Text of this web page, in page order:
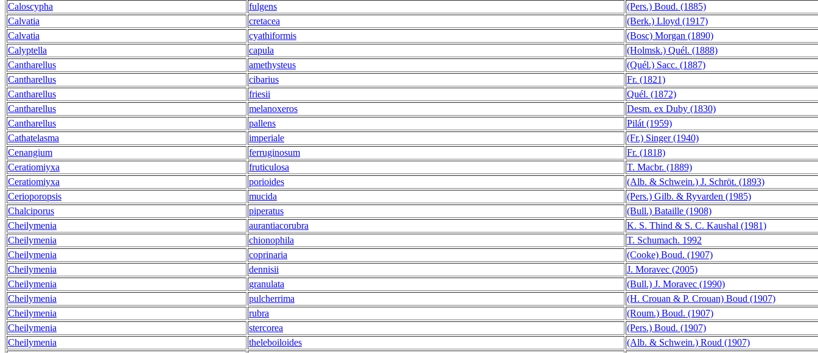
Caloscypha
fulgens
(Pers.) Boud. (1885)
Calvatia
cretacea
(Berk.) Lloyd (1917)
Calvatia
cyathiformis
(Bosc) Morgan (1890)
Calyptella
capula
(Holmsk.) Quél. (1888)
Cantharellus
amethysteus
(Quél.) Sacc. (1887)
Cantharellus
cibarius
Fr. (1821)
Cantharellus
friesii
Quél. (1872)
Cantharellus
melanoxeros
Desm. ex Duby (1830)
Cantharellus
pallens
Pilát (1959)
Cathatelasma
imperiale
(Fr.) Singer (1940)
Cenangium
ferruginosum
Fr. (1818)
Ceratiomiyxa
fruticulosa
T. Macbr. (1889)
Ceratiomiyxa
porioides
(Alb. & Schwein.) J. Schröt. (1893)
Cerioporopsis
mucida
(Pers.) Gilb. & Ryvarden (1985)
Chalciporus
piperatus
(Bull.) Bataille (1908)
Cheilymenia
aurantiacorubra
K. S. Thind & S. C. Kaushal (1981)
Cheilymenia
chionophila
T. Schumach. 1992
Cheilymenia
coprinaria
(Cooke) Boud. (1907)
Cheilymenia
dennisii
J. Moravec (2005)
Cheilymenia
granulata
(Bull.) J. Moravec (1990)
Cheilymenia
pulcherrima
(H. Crouan & P. Crouan) Boud (1907)
Cheilymenia
rubra
(Roum.) Boud. (1907)
Cheilymenia
stercorea
(Pers.) Boud. (1907)
Cheilymenia
theleboiloides
(Alb. & Schwein.) Roud (1907)